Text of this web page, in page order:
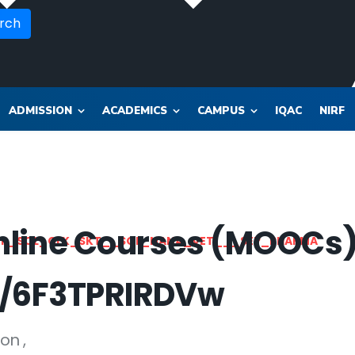
ADMISSION ACADEMICS CAMPUS IQAC NIRF
Courses